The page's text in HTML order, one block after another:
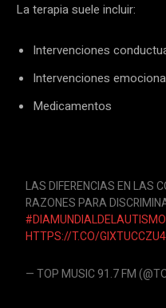
La terapia suele incluir:
Intervenciones
Intervenciones
Medicamentos
LAS DIFERENCIAS EN LAS
RAZONES PARA
#DIAMUNDIALDELAUTISMO
HTTPS://T.CO/GIXTUCCZU4
— TOP MUSIC 91.7 FM